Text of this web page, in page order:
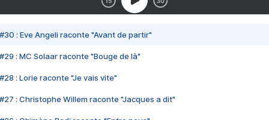
#30 : Eve Angeli raconte "Avant de partir"
#29 : MC Solaar raconte "Bouge de là"
#28 : Lorie raconte "Je vais vite"
#27 : Christophe Willem raconte "Jacques a dit"